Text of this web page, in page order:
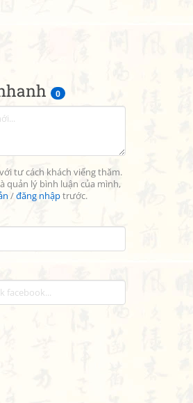
0
tư cách khách viếng thăm.
quản lý bình luận của mình,
/đăng nhậptrước.